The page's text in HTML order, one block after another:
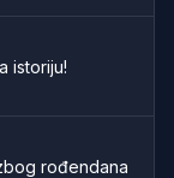
istoriju!
rođendana